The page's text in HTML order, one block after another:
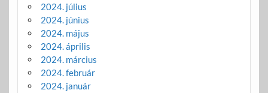
2024. július
2024. június
2024. május
2024. április
2024. március
2024. február
2024. január